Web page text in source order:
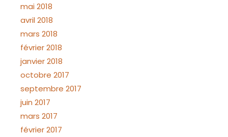
mai 2018
avril 2018
mars 2018
février 2018
janvier 2018
octobre 2017
septembre 2017
juin 2017
mars 2017
février 2017